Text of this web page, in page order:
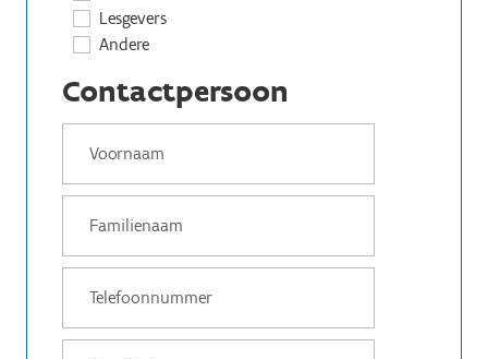
Lesgevers
Andere
Contactpersoon